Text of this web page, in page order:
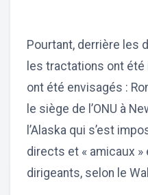
Pourtant, derrière les
les tractations ont
ont été envisagés :
le siège de l’ONU à
l’Alaska qui s’est
directs et « amicaux »
dirigeants, selon le